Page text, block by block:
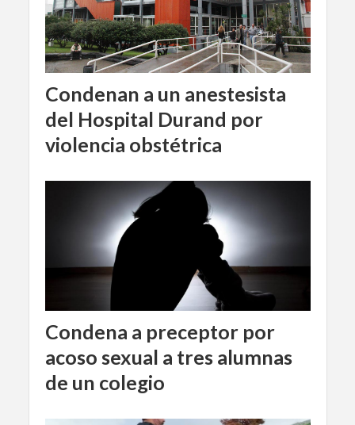
Condenan a un anestesista
del Hospital Durand por
violencia obstétrica
Condena a preceptor por
acoso sexual a tres alumnas
de un colegio